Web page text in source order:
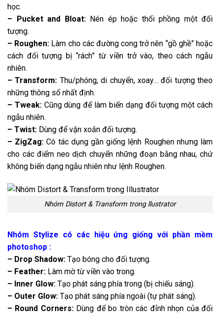
học.
– Pucket and Bloat:Nén ép hoặc thổi phồng một đối
tượng.
– Roughen: Làm cho các đường cong trở nên “gồ ghề” hoặc
cách đối tượng bị “rách” từ viền trở vào, theo cách ngẫu
nhiên.
– Transform: Thu/phóng, di chuyển, xoay… đối tượng theo
những thông số nhất định.
– Tweak:Cũng dùng để làm biến dạng đối tượng một cách
ngẫu nhiên.
– Twist: Dùng để vặn xoắn đối tượng.
– ZigZag: Có tác dụng gần giống lệnh Roughen nhưng làm
cho các điểm neo dịch chuyển những đoạn bằng nhau, chứ
không biến dạng ngẫu nhiên như lệnh Roughen.
Nhóm Distort & Transform trong llustrator
Nhóm Stylize có các hiệu ứng giống với phần mềm
photoshop :
– Drop Shadow: Tạo bóng cho đối tượng.
– Feather: Làm mờ từ viền vào trong.
– Inner Glow: Tạo phát sáng phía trong (bị chiếu sáng).
– Outer Glow: Tạo phát sáng phía ngoài (tự phát sáng).
– Round Corners:Dùng để bo tròn các đỉnh nhọn của đối